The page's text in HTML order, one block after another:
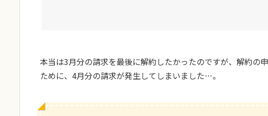
本当は3月分の請求を最後に解約したかったのですが、解約の
ために、4月分の請求が発生してしまいました…。